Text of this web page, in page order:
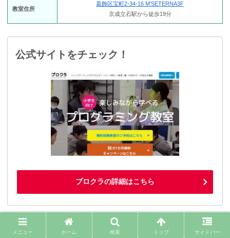
教室住所
葛飾区宝町2-34-16 M’SETERNA3F
京成立石駅から徒歩19分
公式サイトをチェック！
プロクラの詳細はこちら
メニュー ホーム 検索 トップ サイドバー